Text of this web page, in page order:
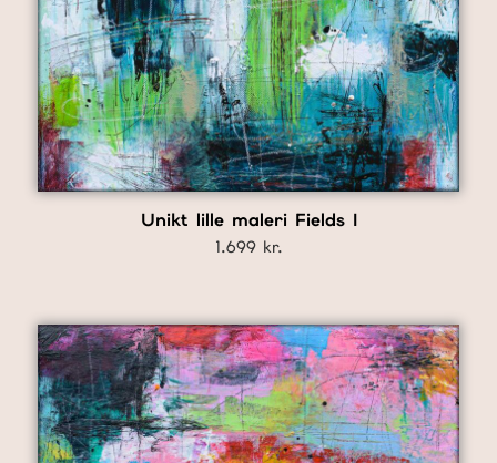
Unikt lille maleri Fields I
1.699 kr.